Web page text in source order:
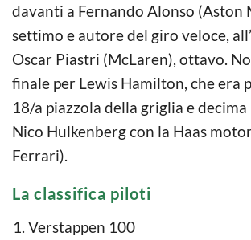
davanti a Fernando Alonso (Aston
settimo e autore del giro veloce,
Oscar Piastri (McLaren), ottavo.
finale per Lewis Hamilton, che era
18/a piazzola della griglia e
Nico Hulkenberg con la Haas
Ferrari).
La classifica piloti
Verstappen 100